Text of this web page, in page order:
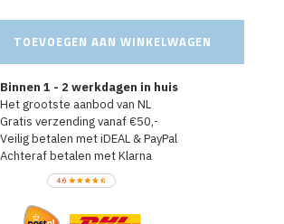
TOEVOEGEN AAN WINKELWAGEN
Binnen 1 - 2 werkdagen in huis
Het grootste aanbod van NL
Gratis verzending vanaf €50,-
Veilig betalen met iDEAL & PayPal
Achteraf betalen met Klarna